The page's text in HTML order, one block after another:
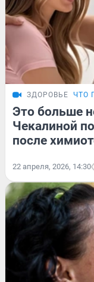
ЗДОРОВЬЕ ЧТО
Это больше
Чекалиной
после
22 апреля, 2026, 14:30